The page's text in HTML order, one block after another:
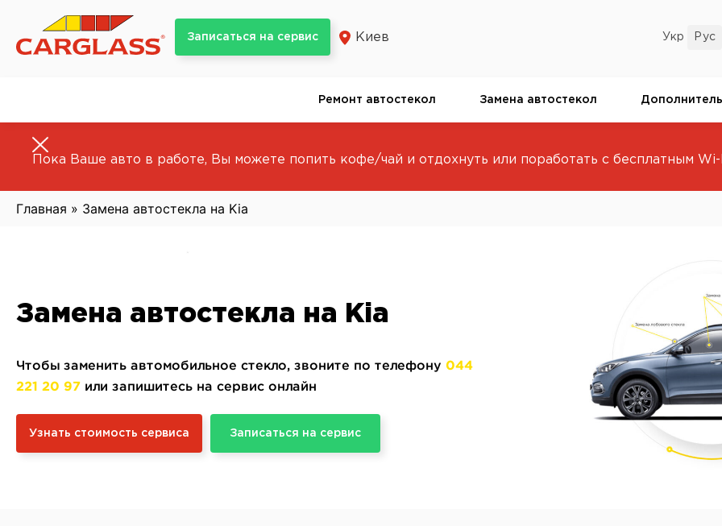
content
Записаться на сервис Киев
Ремонт автостекол Замена автостекол
Пока Ваше авто в работе, Вы можете попить кофе/чай и отдохнуть или поработать с бесплатным Wi-
Главная » Замена автостекла на Kia
Замена автостекла на Kia
Чтобы заменить автомобильное стекло, звоните по телефону044
221 20 97или запишитесь на сервис онлайн
Узнать стоимость сервиса Записаться на сервис